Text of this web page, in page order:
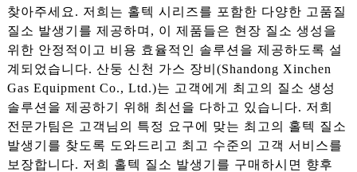
찾아주세요. 저희는 홀텍 시리즈를 포함한 다양한 고품질
질소 발생기를 제공하며, 이 제품들은 현장 질소 생성을
위한 안정적이고 비용 효율적인 솔루션을 제공하도록 설
계되었습니다. 산둥 신천 가스 장비(Shandong Xinchen
Gas Equipment Co., Ltd.)는 고객에게 최고의 질소 생성
솔루션을 제공하기 위해 최선을 다하고 있습니다. 저희
전문가팀은 고객님의 특정 요구에 맞는 최고의 홀텍 질소
발생기를 찾도록 도와드리고 최고 수준의 고객 서비스를
보장합니다. 저희 홀텍 질소 발생기를 구매하시면 향후